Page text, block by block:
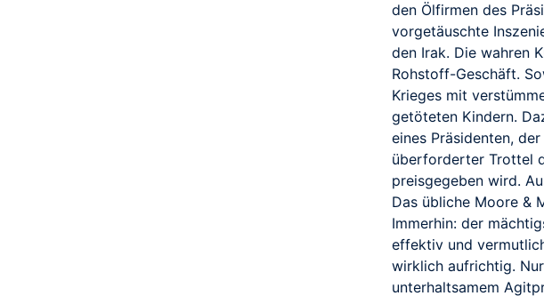
den Ölfirmen des
vorgetäuschte
den Irak. Die wahren
Rohstoff-Geschäft.
Krieges mit
getöteten Kindern.
eines Präsidenten,
überforderter Trottel
preisgegeben wird.
Das übliche Moore &
Immerhin: der
effektiv und
wirklich aufrichtig.
unterhaltsamem